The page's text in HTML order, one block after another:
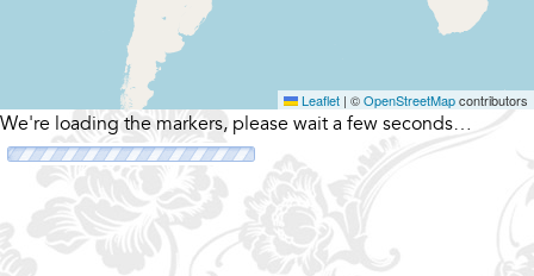
Leaflet | ©OpenStreetMapcontributors
We're loading the markers, please wait a few seconds…